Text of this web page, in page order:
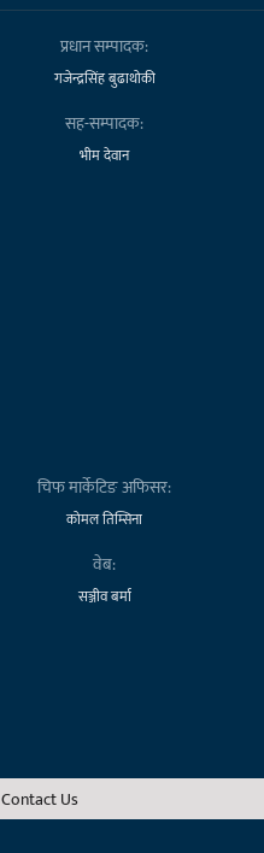
प्रधान सम्पादक:
गजेन्द्रसिंह बुढाथोकी
सह-सम्पादक:
भीम देवान
चिफ मार्केटिङ अफिसर:
कोमल तिम्सिना
वेब:
सञ्जीव बर्मा
Contact Us